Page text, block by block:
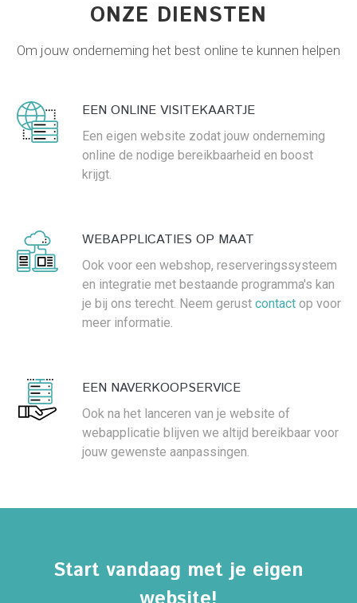
ONZE DIENSTEN
Om jouw onderneming het best online te kunnen helpen
EEN ONLINE VISITEKAARTJE
Een eigen website zodat jouw onderneming
online de nodige bereikbaarheid en boost
krijgt.
WEBAPPLICATIES OP MAAT
Ook voor een webshop, reserveringssysteem
en integratie met bestaande programma's kan
je bij ons terecht. Neem gerust contact op voor
meer informatie.
EEN NAVERKOOPSERVICE
Ook na het lanceren van je website of
webapplicatie blijven we altijd bereikbaar voor
jouw gewenste aanpassingen.
Start vandaag met je eigen